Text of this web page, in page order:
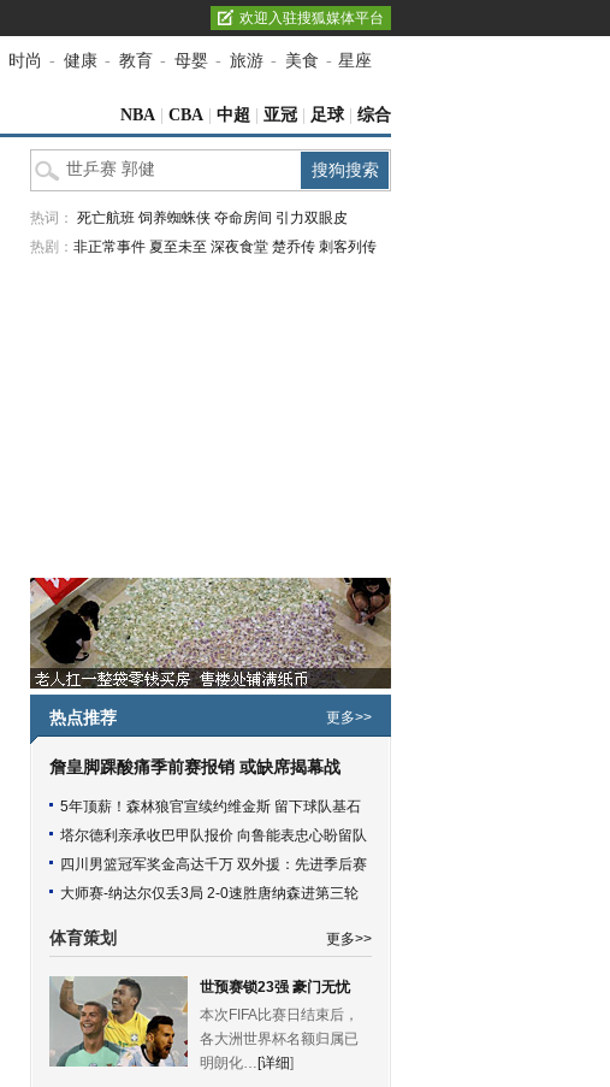
欢迎入驻搜狐媒体平台
时尚 - 健康 - 教育 - 母婴 - 旅游 - 美食 - 星座
NBA CBA 中超 亚冠 足球 综合
热词： 死亡航班 饲养蜘蛛侠 夺命房间 引力双眼皮
热剧： 非正常事件 夏至未至 深夜食堂 楚乔传 刺客列传
热点推荐 更多>>
詹皇脚踝酸痛季前赛报销 或缺席揭幕战
5年顶薪！森林狼官宣续约维金斯 留下球队基石
塔尔德利亲承收巴甲队报价 向鲁能表忠心盼留队
四川男篮冠军奖金高达千万 双外援：先进季后赛
大师赛-纳达尔仅丢3局 2-0速胜唐纳森进第三轮
体育策划 更多>>
世预赛锁23强 豪门无忧
本次FIFA比赛日结束后，
各大洲世界杯名额归属已
明朗化… [详细]